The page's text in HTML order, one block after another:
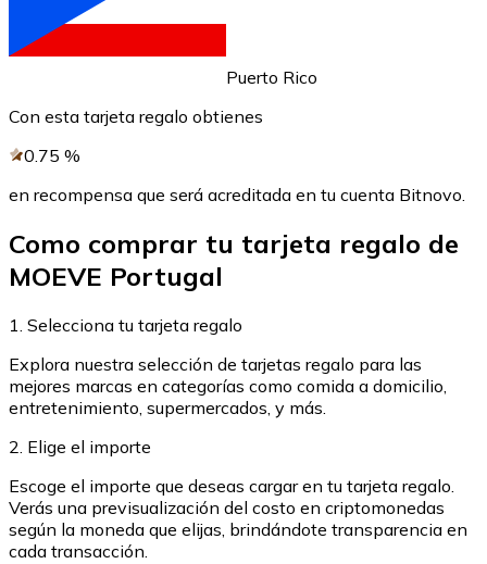
Comprar con Transferencia
Tarjeta de crédito / débito
Comprar con tarjeta
Nuevo
Compra tarjetas regalo de tus marcas favoritas con
Ir a la tienda de tarjetas regalo
Puerto Rico
Con esta tarjeta regalo obtienes
0.75 %
en recompensa que será acreditada en tu cuenta Bitnovo.
Como comprar tu tarjeta regalo de
MOEVE Portugal
1. Selecciona tu tarjeta regalo
Explora nuestra selección de tarjetas regalo para las
mejores marcas en categorías como comida a domicilio,
entretenimiento, supermercados, y más.
2. Elige el importe
Escoge el importe que deseas cargar en tu tarjeta regalo.
Verás una previsualización del costo en criptomonedas
según la moneda que elijas, brindándote transparencia en
cada transacción.